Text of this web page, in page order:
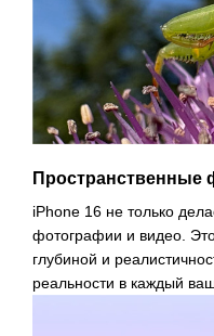
Пространственные
iPhone 16 не только
фотографии и видео.
глубиной и
реальности в каждый